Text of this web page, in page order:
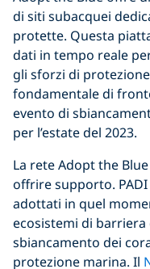
di siti subacquei
protette. Questa
dati in tempo reale
gli sforzi di
fondamentale di
evento di
per l’estate del 2023.
La rete Adopt the
offrire supporto. PADI
adottati in quel
ecosistemi di barriera
sbiancamento dei
protezione marina. Il